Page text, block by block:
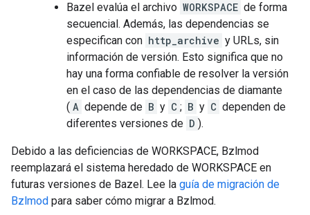
Bazel evalúa el archivo WORKSPACE de forma
secuencial. Además, las dependencias se
especifican con http_archive y URLs, sin
información de versión. Esto significa que no
hay una forma confiable de resolver la versión
en el caso de las dependencias de diamante
( A depende de B y C ; B y C dependen de
diferentes versiones de D ).
Debido a las deficiencias de WORKSPACE, Bzlmod
reemplazará el sistema heredado de WORKSPACE en
futuras versiones de Bazel. Lee la guía de migración de
Bzlmod para saber cómo migrar a Bzlmod.